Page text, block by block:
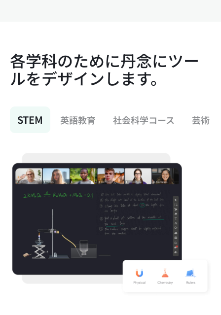
各学科のために丹念にツー
ルをデザインします。
STEM 英語教育 社会科学コース 芸術